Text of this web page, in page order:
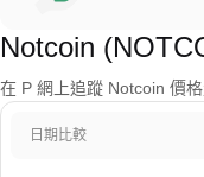
Notcoin
在 P 網上追蹤 Notcoin 價
日期比較